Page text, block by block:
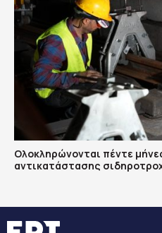
Ολοκληρώνονται πέντε
αντικατάστασης